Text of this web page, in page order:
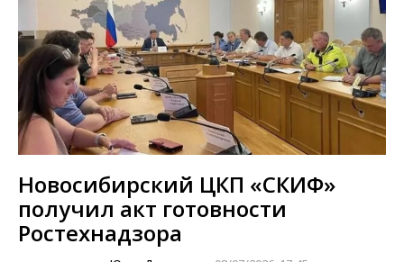
Новосибирский ЦКП «СКИФ»
получил акт готовности
Ростехнадзора